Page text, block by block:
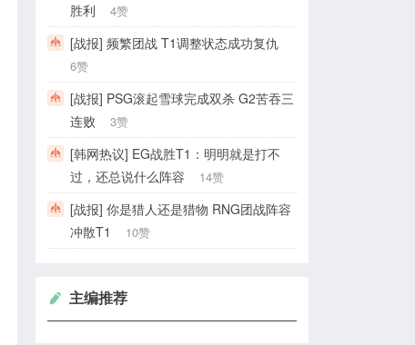
胜利
4赞
[战报] 频繁团战 T1调整状态成功复仇
6赞
[战报] PSG滚起雪球完成双杀 G2苦吞三
连败
3赞
[韩网热议] EG战胜T1：明明就是打不
过，还总说什么阵容
14赞
[战报] 你是猎人还是猎物 RNG团战阵容
冲散T1
10赞
主编推荐